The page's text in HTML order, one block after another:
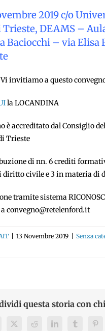
2019 c/o
Trieste, DEAMS –
Baciocchi – via Elisa
invitiamo a questo
la LOCANDINA
è accreditato dal Consiglio
Trieste
di nn. 6 crediti
diritto civile e 3 in materia di
tramite sistema
convegno@retelenford.it
13 Novembre 2019 Senza
questa storia con
X Reddit LinkedInTumblr